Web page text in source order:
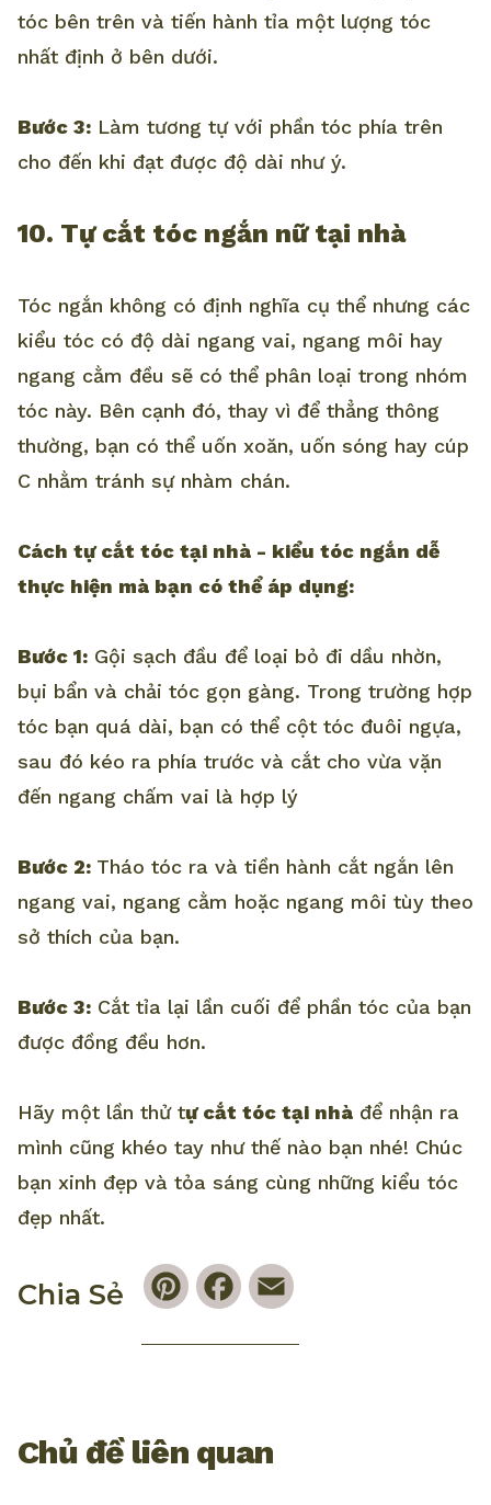
tóc bên trên và tiến hành tỉa một lượng tóc
nhất định ở bên dưới.
Bước 3: Làm tương tự với phần tóc phía trên
cho đến khi đạt được độ dài như ý.
10. Tự cắt tóc ngắn nữ tại nhà
Tóc ngắn không có định nghĩa cụ thể nhưng các
kiểu tóc có độ dài ngang vai, ngang môi hay
ngang cằm đều sẽ có thể phân loại trong nhóm
tóc này. Bên cạnh đó, thay vì để thẳng thông
thường, bạn có thể uốn xoăn, uốn sóng hay cúp
C nhằm tránh sự nhàm chán.
Cách tự cắt tóc tại nhà - kiểu tóc ngắn dễ
thực hiện mà bạn có thể áp dụng:
Bước 1: Gội sạch đầu để loại bỏ đi dầu nhờn,
bụi bẩn và chải tóc gọn gàng. Trong trường hợp
tóc bạn quá dài, bạn có thể cột tóc đuôi ngựa,
sau đó kéo ra phía trước và cắt cho vừa vặn
đến ngang chấm vai là hợp lý
Bước 2: Tháo tóc ra và tiền hành cắt ngắn lên
ngang vai, ngang cằm hoặc ngang môi tùy theo
sở thích của bạn.
Bước 3: Cắt tỉa lại lần cuối để phần tóc của bạn
được đồng đều hơn.
Hãy một lần thử tự cắt tóc tại nhà để nhận ra
mình cũng khéo tay như thế nào bạn nhé! Chúc
bạn xinh đẹp và tỏa sáng cùng những kiểu tóc
đẹp nhất.
Chia Sẻ
PinterestFacebook
Chủ đề liên quan